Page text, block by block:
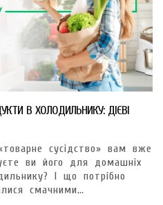
В ХОЛОДИЛЬНИКУ: ДІЄВІ
сусідство» вам вже
ви його для домашніх
І що потрібно
смачними…